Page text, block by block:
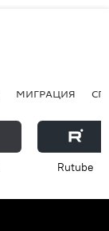
МИГРАЦИЯ
Rutube